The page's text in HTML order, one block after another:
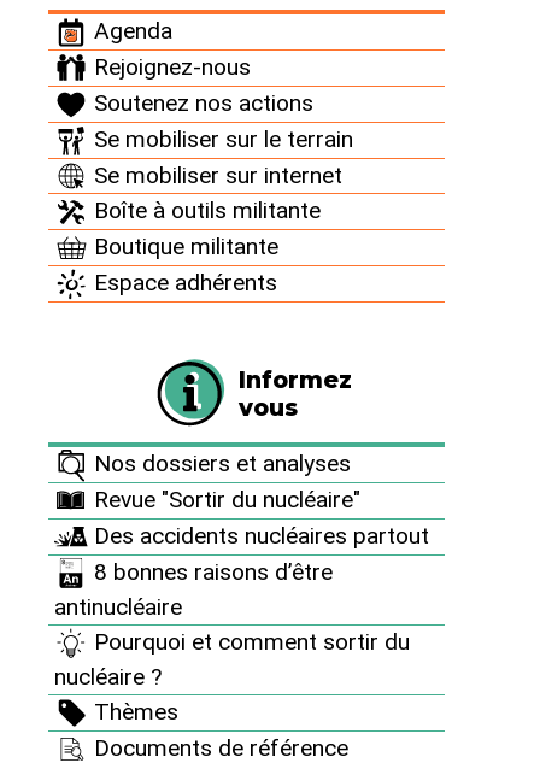
Agenda
Rejoignez-nous
Soutenez nos actions
Se mobiliser sur le terrain
Se mobiliser sur internet
Boîte à outils militante
Boutique militante
Espace adhérents
Informez
vous
Nos dossiers et analyses
Revue "Sortir du nucléaire"
Des accidents nucléaires partout
8 bonnes raisons d’être
antinucléaire
Pourquoi et comment sortir du
nucléaire ?
Thèmes
Documents de référence
française doit « réévaluer la sûreté des installations
nucléaires » à partir de rapports des exploitants eux-
mêmes. Le centre de Cadarache est concerné. En mai
dernier, l’annonce a été (…)
Enquête publique 2011